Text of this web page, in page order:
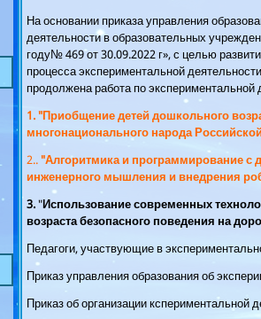
На основании приказа управления
деятельности в образовательных
году№ 469 от 30.09.2022 г», с целью
процесса экспериментальной
продолжена работа по
1. "Приобщение детей дошкольного
многонационального народа
2.."Алгоритмика и программирование с
инженерного мышления и внедрения
3."Использование современных
возраста безопасного поведения на
Педагоги, участвующие в
Приказ управления образования об
Приказ об организации